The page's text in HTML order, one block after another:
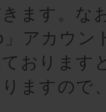
ます。な
」アカウン
おります
ますので